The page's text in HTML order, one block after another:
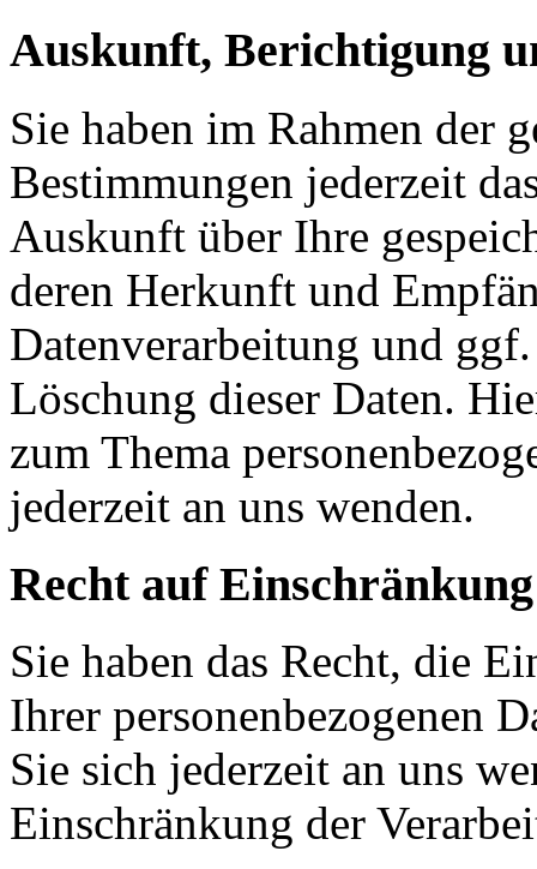
Auskunft, Berichtigung
Sie haben im Rahmen der
Bestimmungen jederzeit
Auskunft über Ihre
deren Herkunft und
Datenverarbeitung und
Löschung dieser Daten.
zum Thema
jederzeit an uns wenden.
Recht auf
Sie haben das Recht, die
Ihrer personenbezogenen
Sie sich jederzeit an uns
Einschränkung der